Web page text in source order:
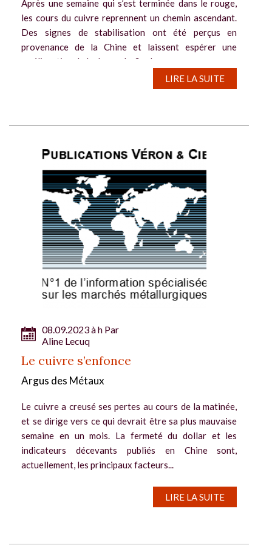
Après une semaine qui s’est terminée dans le rouge,
les cours du cuivre reprennent un chemin ascendant.
Des signes de stabilisation ont été perçus en
provenance de la Chine et laissent espérer une
amélioration de la demande. Sur le...
08.09.2023 à h Par
Aline Lecuq
Le cuivre s’enfonce
Argus des Métaux
Le cuivre a creusé ses pertes au cours de la matinée,
et se dirige vers ce qui devrait être sa plus mauvaise
semaine en un mois. La fermeté du dollar et les
indicateurs décevants publiés en Chine sont,
actuellement, les principaux facteurs...